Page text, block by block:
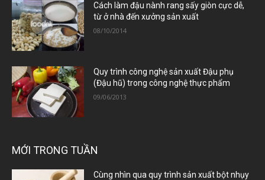
Cách làm đậu nành rang sấy giòn cực dễ,
từ ở nhà đến xưởng sản xuất
08/10/2014
Quy trình công nghệ sản xuất Đậu phụ
(Đậu hũ) trong công nghệ thực phẩm
09/06/2013
MỚI TRONG TUẦN
Cùng nhìn qua quy trình sản xuất bột nhụy